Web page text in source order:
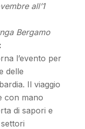
all’1
Bergamo
l’evento per
delle
Il viaggio
con mano
di sapori e